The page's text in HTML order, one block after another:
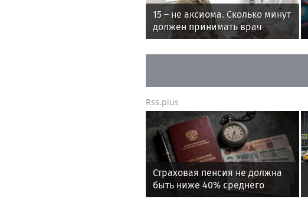
15 – не аксиома. Сколько минут
должен принимать врач
Rss.plus
Страховая пенсия не должна
быть ниже 40% среднего
заработка за предпенсионный